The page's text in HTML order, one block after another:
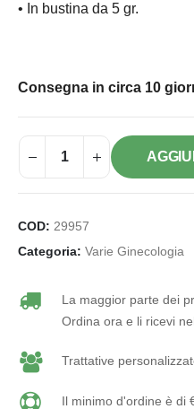
• In bustina da 5 gr.
Consegna in circa 10
COD: 29957
Categoria: Varie Ginecologia
La maggior parte dei
Ordina ora e li ricevi
Trattative
Il minimo d'ordine è di